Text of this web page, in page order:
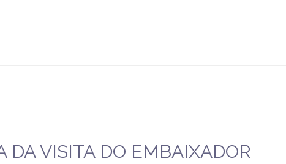
DA VISITA DO EMBAIXADOR